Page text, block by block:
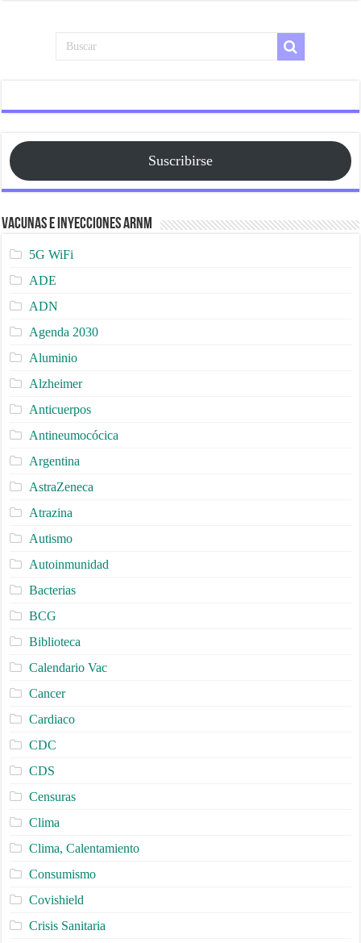
Suscribirse
Vacunas e Inyecciones ARNm
5G WiFi
ADE
ADN
Agenda 2030
Aluminio
Alzheimer
Anticuerpos
Antineumocócica
Argentina
AstraZeneca
Atrazina
Autismo
Autoinmunidad
Bacterias
BCG
Biblioteca
Calendario Vac
Cancer
Cardiaco
CDC
CDS
Censuras
Clima
Clima, Calentamiento
Consumismo
Covishield
Crisis Sanitaria